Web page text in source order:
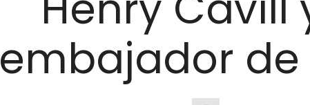
embajador